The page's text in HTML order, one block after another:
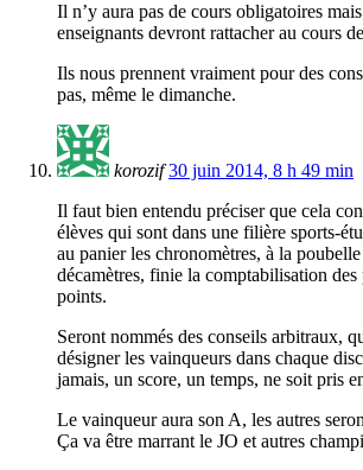
Il n’y aura pas de cours obligatoires
enseignants devront rattacher au cours
Ils nous prennent vraiment pour des
pas, même le dimanche.
korozif 30 juin 2014, 8 h 49 min
Il faut bien entendu préciser que cela
élèves qui sont dans une filière sports-
au panier les chronomètres, à la
décamètres, finie la comptabilisation des
points.
Seront nommés des conseils arbitraux,
désigner les vainqueurs dans chaque
jamais, un score, un temps, ne soit pris
Le vainqueur aura son A, les autres
Ça va être marrant le JO et autres